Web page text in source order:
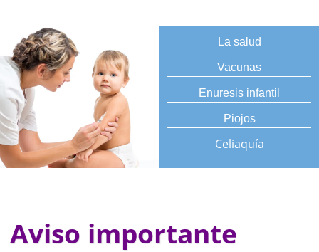
La salud
Vacunas
Enuresis infantil
Piojos
Celiaquía
Aviso importante